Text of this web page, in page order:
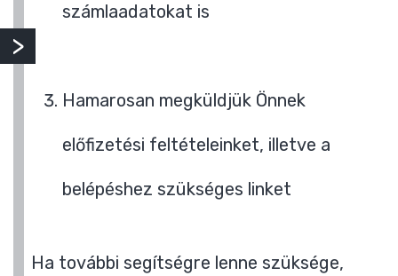
számlaadatokat is
Hamarosan megküldjük Önnek
előfizetési feltételeinket, illetve a
belépéshez szükséges linket
Ha további segítségre lenne szüksége,